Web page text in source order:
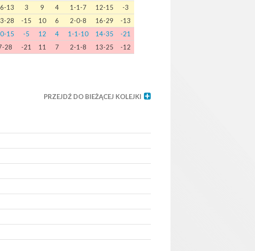
13 3 9 4 1-1-7 12-15
-3
28 -15 10 6 2-0-8 16-29
-13
15 -5 12 4 1-1-10 14-35
-21
28 -21 11 7 2-1-8 13-25 -12
PRZEJDŹ DO BIEŻĄCEJ KOLEJKI